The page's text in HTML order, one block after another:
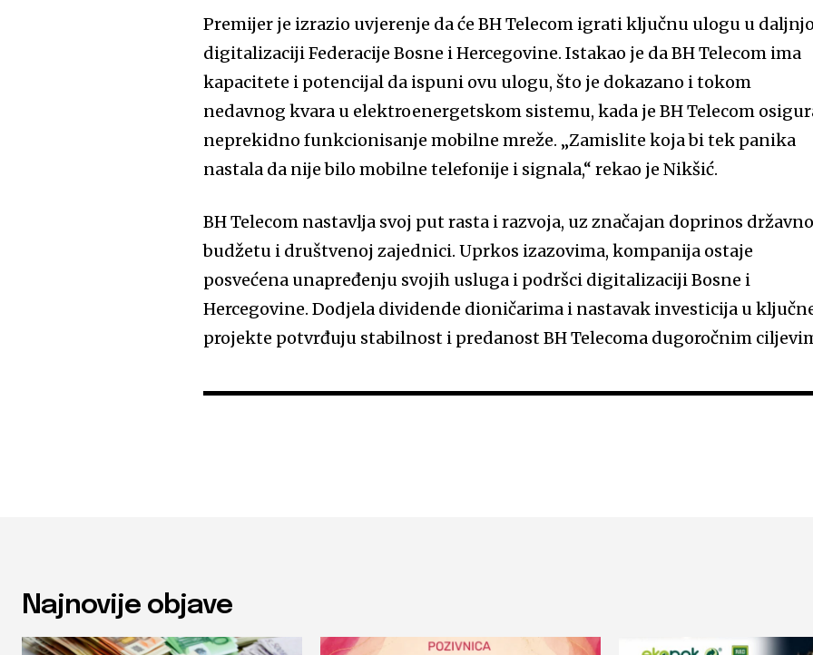
Premijer je izrazio uvjerenje da će BH Telecom igrati ključnu ulogu u
digitalizaciji Federacije Bosne i Hercegovine. Istakao je da BH Telecom ima
kapacitete i potencijal da ispuni ovu ulogu, što je dokazano i tokom
nedavnog kvara u elektroenergetskom sistemu, kada je BH Telecom
neprekidno funkcionisanje mobilne mreže. „Zamislite koja bi tek panika
nastala da nije bilo mobilne telefonije i signala,“ rekao je Nikšić.
BH Telecom nastavlja svoj put rasta i razvoja, uz značajan doprinos
budžetu i društvenoj zajednici. Uprkos izazovima, kompanija ostaje
posvećena unapređenju svojih usluga i podršci digitalizaciji Bosne i
Hercegovine. Dodjela dividende dioničarima i nastavak investicija u
projekte potvrđuju stabilnost i predanost BH Telecoma dugoročnim
Najnovije objave